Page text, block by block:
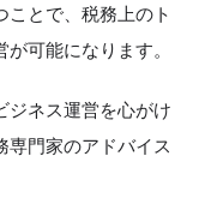
とで、税務上のト
可能になります。
ジネス運営を心がけ
専門家のアドバイス